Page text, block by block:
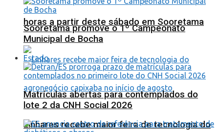
horas a partir deste sábado em Sooretama
Linhares recebe maior feira de tecnologia do
Sooretama promove o 1º Campeonato
Municipal de Bocha
Estado
Matrículas abertas para contemplados do
lote 2 da CNH Social 2026